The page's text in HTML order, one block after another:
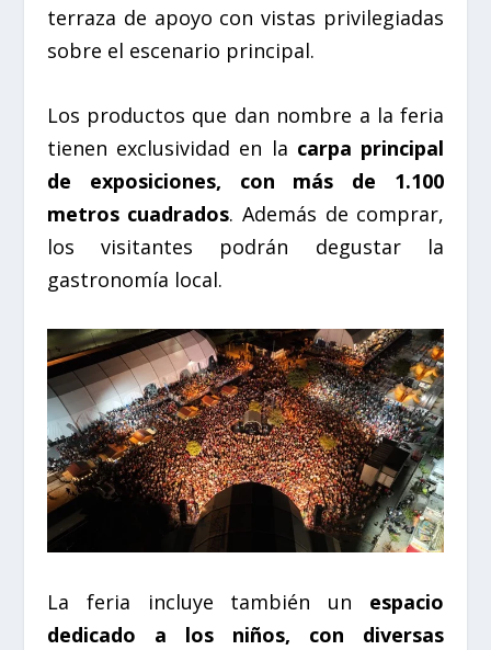
terraza de apoyo con vistas privilegiadas
sobre el escenario principal.
Los productos que dan nombre a la feria
tienen exclusividad en la carpa principal
de exposiciones, con más de 1.100
metros cuadrados. Además de comprar,
los visitantes podrán degustar la
gastronomía local.
La feria incluye también un espacio
dedicado a los niños, con diversas